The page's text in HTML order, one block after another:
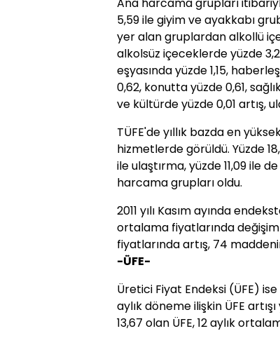
5,59 ile giyim ve ayakkabı
yer alan gruplardan alkollü
alkolsüz içeceklerde yüzde
eşyasında yüzde 1,15,
0,62, konutta yüzde 0,61,
ve kültürde yüzde 0,01 artış,
TÜFE'de yıllık bazda en
hizmetlerde görüldü. Yüzde
ile ulaştırma, yüzde 11,09 ile
harcama grupları oldu.
2011 yılı Kasım ayında
ortalama fiyatlarında
fiyatlarında artış, 74
-ÜFE-
Üretici Fiyat Endeksi (ÜFE) ise
aylık döneme ilişkin ÜFE
13,67 olan ÜFE, 12 aylık